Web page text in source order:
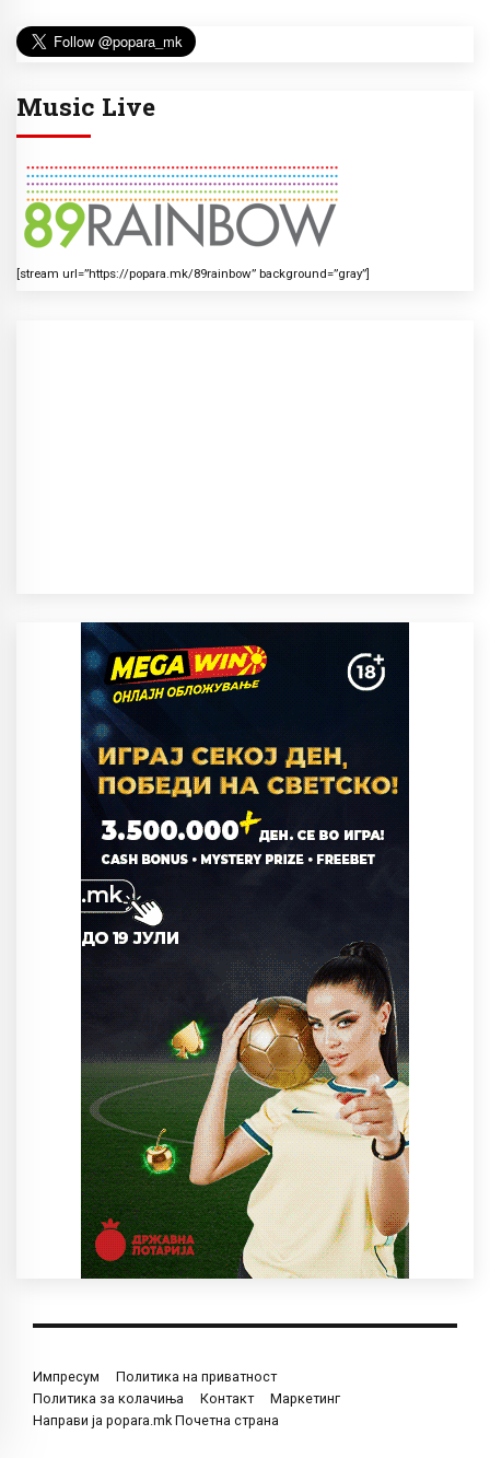
Music Live
[stream url=”https://popara.mk/89rainbow” background=”gray”]
Импресум
Политика на приватност
Политика за колачиња
Контакт
Маркетинг
Направи ја popara.mk Почетна страна